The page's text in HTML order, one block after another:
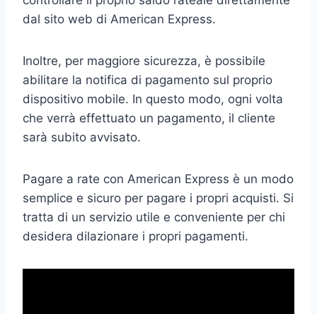
dal sito web di American Express.
Inoltre, per maggiore sicurezza, è possibile
abilitare la notifica di pagamento sul proprio
dispositivo mobile. In questo modo, ogni volta
che verrà effettuato un pagamento, il cliente
sarà subito avvisato.
Pagare a rate con American Express è un modo
semplice e sicuro per pagare i propri acquisti. Si
tratta di un servizio utile e conveniente per chi
desidera dilazionare i propri pagamenti.